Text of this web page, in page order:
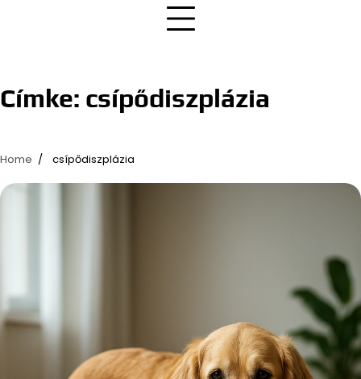
Címke: csípődiszplázia
Home csípődiszplázia